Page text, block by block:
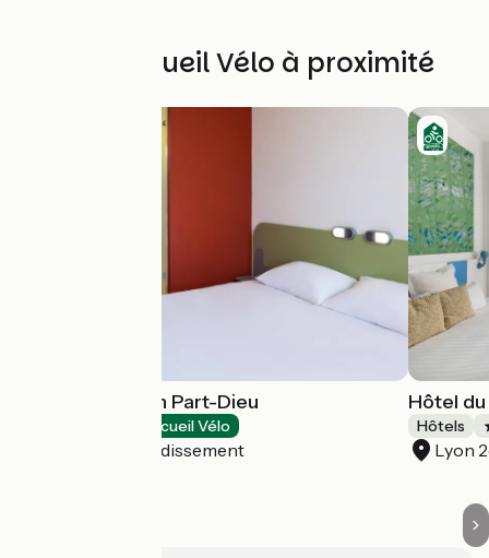
Autres Accueil Vélo à proximité
Ibis Budget Lyon Part-Dieu
Accueil Vélo
Lyon 3e Arrondissement
Hôtel
Hôtels
Lyon